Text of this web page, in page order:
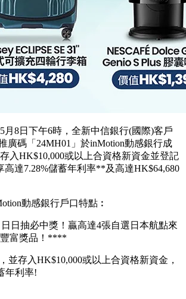
月8日下午6時，全新中信銀行(國際)客戶
廣碼「24MH01」於inMotion動感銀行成
入HK$10,000或以上合資格新資金並登記
高達7.28%儲蓄年利率**及高達HK$64,680
動感銀行戶口特點︰
日抽必中獎！贏高達4張自選日本航點來
富獎品！****
並存入HK$10,000或以上合資格新資金，
年利率!